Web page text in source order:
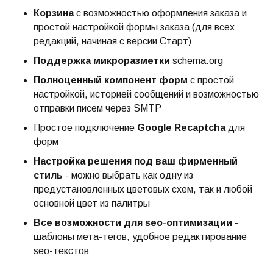
Корзинас возможностью оформления заказа и
простой настройкой формы заказа (для всех
редакций, начиная с версии Старт)
Поддержка микроразметки schema.org
Полноценный компонент форм с простой
настройкой, историей сообщений и возможностью
отправки писем через SMTP
Простое подключение Google Recaptchaдля
форм
Настройка решения под ваш фирменный
стиль - можно выбрать как одну из
предустановленных цветовых схем, так и любой
основной цвет из палитры
Все возможности для seo-оптимизации -
шаблоны мета-тегов, удобное редактирование
seo-текстов